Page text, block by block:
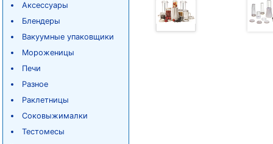
Аксессуары
Блендеры
Вакуумные упаковщики
Мороженицы
Печи
Разное
Раклетницы
Соковыжималки
Тестомесы